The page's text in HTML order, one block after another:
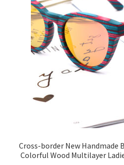
Cross-border New Handmade
Colorful Wood Multilayer